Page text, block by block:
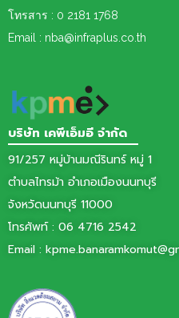
โทรสาร : 0 2181 1768
Email : nba@infraplus.co.th
บริษัท เคพีเอ็มอี จำกัด
91/257 หมู่บ้านมณีรินทร์ หมู่ 1
ตำบลไทรม้า อำเภอเมืองนนทบุรี
จังหวัดนนทบุรี 11000
โทรศัพท์ : 06 4716 2542
Email :